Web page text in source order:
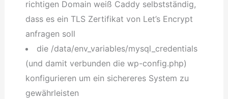
richtigen Domain weiß Caddy selbstständig,
dass es ein TLS Zertifikat von Let’s Encrypt
anfragen soll
die /data/env_variables/mysql_credentials
(und damit verbunden die wp-config.php)
konfigurieren um ein sichereres System zu
gewährleisten